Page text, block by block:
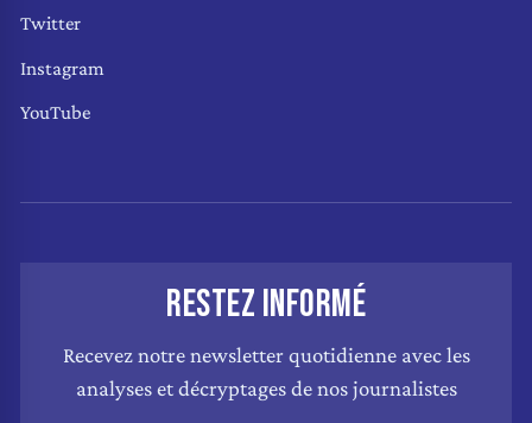
Twitter
Instagram
YouTube
RESTEZ INFORMÉ
Recevez notre newsletter quotidienne avec les
analyses et décryptages de nos journalistes